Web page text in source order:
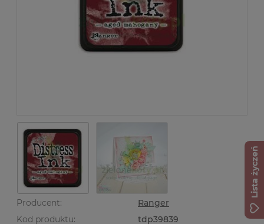
Producent:
Ranger
Kod produktu:
tdp39839
Lista życzeń